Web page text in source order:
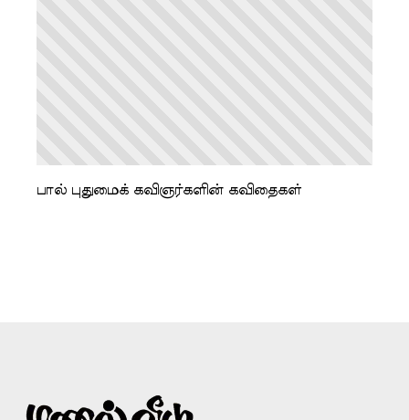
பால் புதுமைக் கவிஞர்களின் கவிதைகள்